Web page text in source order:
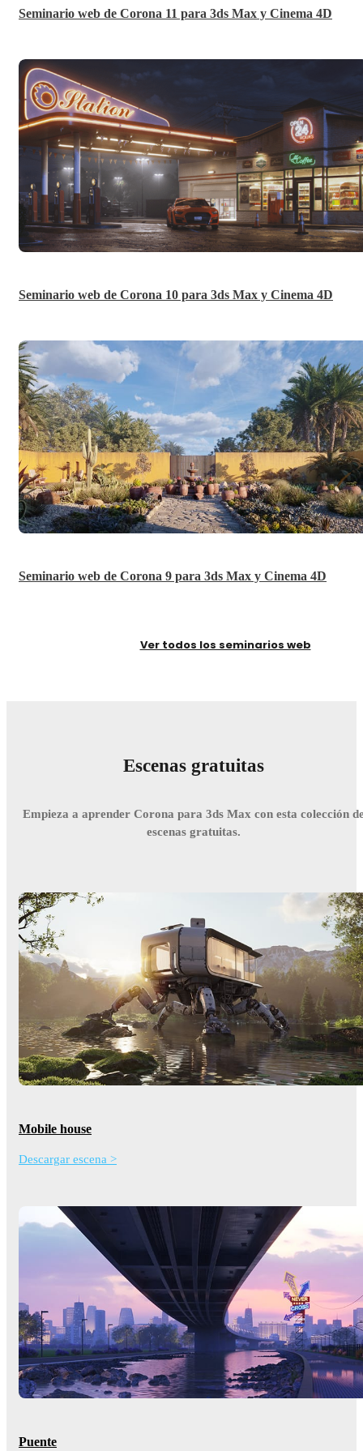
Seminario web de Corona 11 para 3ds Max y Cinema 4D
Seminario web de Corona 10 para 3ds Max y Cinema 4D
Seminario web de Corona 9 para 3ds Max y Cinema 4D
Ver todos los seminarios web
Escenas gratuitas
Empieza a aprender Corona para 3ds Max con esta colección
escenas gratuitas.
Mobile house
Descargar escena >
Puente